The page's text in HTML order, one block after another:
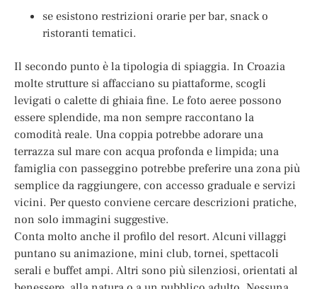
se esistono restrizioni orarie per bar, snack o
ristoranti tematici.
Il secondo punto è la tipologia di spiaggia. In Croazia
molte strutture si affacciano su piattaforme, scogli
levigati o calette di ghiaia fine. Le foto aeree possono
essere splendide, ma non sempre raccontano la
comodità reale. Una coppia potrebbe adorare una
terrazza sul mare con acqua profonda e limpida; una
famiglia con passeggino potrebbe preferire una zona più
semplice da raggiungere, con accesso graduale e servizi
vicini. Per questo conviene cercare descrizioni pratiche,
non solo immagini suggestive.
Conta molto anche il profilo del resort. Alcuni villaggi
puntano su animazione, mini club, tornei, spettacoli
serali e buffet ampi. Altri sono più silenziosi, orientati al